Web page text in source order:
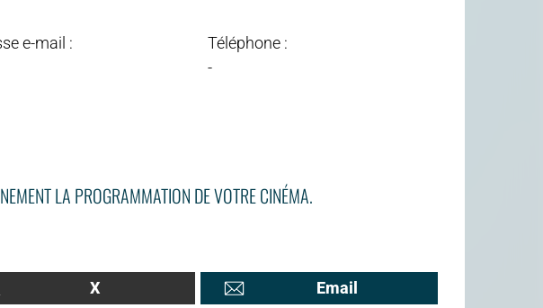
e-mail :
Téléphone :
-
LA PROGRAMMATION DE VOTRE CINÉMA.
X Email